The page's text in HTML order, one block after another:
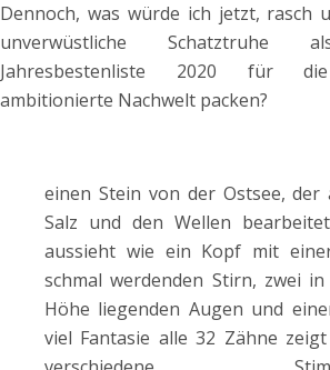
Dennoch, was würde ich jetzt, rasch
unverwüstliche
Jahresbestenliste 2020 für die
ambitionierte Nachwelt packen?
einen Stein von der Ostsee,
Salz und den Wellen
aussieht wie ein Kopf mit
schmal werdenden Stirn, zwei
Höhe liegenden Augen und
viel Fantasie alle 32 Zähne